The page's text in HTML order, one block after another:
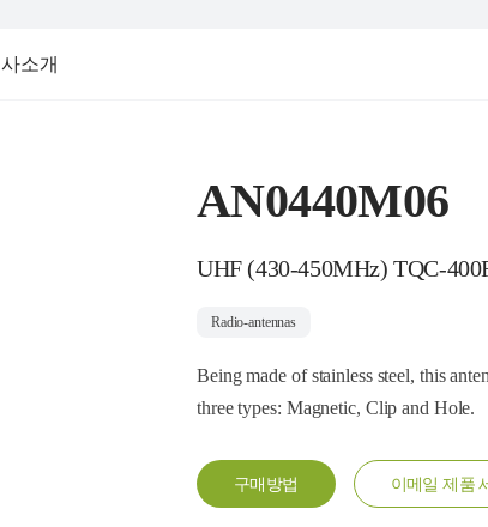
소개
AN0440M06
UHF (430-450MHz) TQC-
Radio-antennas
Being made of stainless steel, this
three types: Magnetic, Clip and Hole.
구매방법 이메일 제품